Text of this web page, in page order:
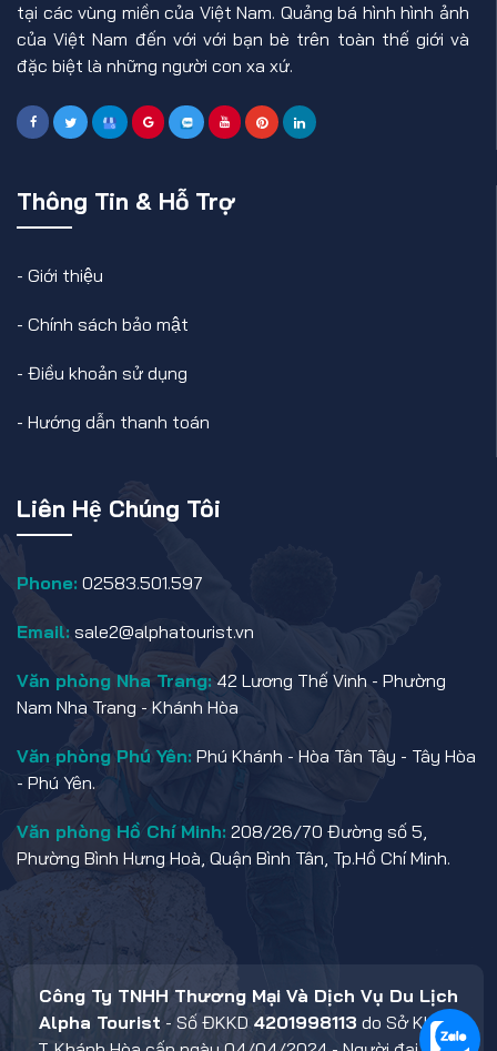
tại các vùng miền của Việt Nam. Quảng bá hình hình ảnh
của Việt Nam đến với với bạn bè trên toàn thế giới và
đặc biệt là những người con xa xứ.
Thông Tin & Hỗ Trợ
- Giới thiệu
- Chính sách bảo mật
- Điều khoản sử dụng
- Hướng dẫn thanh toán
Liên Hệ Chúng Tôi
Phone: 02583.501.597
Email: sale2@alphatourist.vn
Văn phòng Nha Trang:42 Lương Thế Vinh - Phường
Nam Nha Trang - Khánh Hòa
Văn phòng Phú Yên: Phú Khánh - Hòa Tân Tây - Tây Hòa
- Phú Yên.
Văn phòng Hồ Chí Minh: 208/26/70 Đường số 5,
Phường Bình Hưng Hoà, Quận Bình Tân, Tp.Hồ Chí Minh.
Công Ty TNHH Thương Mại Và Dịch Vụ Du Lịch
Alpha Tourist - Số ĐKKD 4201998113 do Sở KHĐT